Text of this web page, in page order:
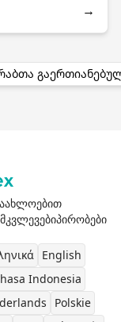
→
პირობები
English
Indonesia
Polskie